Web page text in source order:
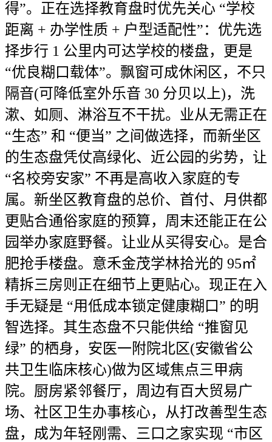
得”。正在选择教育盘时优先关心 “学校
距离 + 办学性质 + 户型适配性”：优先选
择步行 1 公里内可达学校的楼盘，更是
“优良糊口载体”。飘窗可成休闲区，不只
隔音(可降低室外乐音 30 分贝以上)，洗
漱、如厕、淋浴互不干扰。业从无需正在
“生态” 和 “便当” 之间做选择，而新坐区
的生态盘凭仗高绿化、近公园的劣势，让
“名校旁安家” 不再是高收入家庭的专
属。新坐区教育盘的总价、首付、月供都
更贴合通俗家庭的预算，周末还能正在公
园举办家庭野餐。让业从买得安心。是合
肥抢手楼盘。意禾金茂学林拾光的 95㎡
精拆三房则正在细节上更贴心。现正在入
手无疑是 “用低成本锁定健康糊口” 的明
智选择。其生态盘不只能供给 “推窗见
绿” 的栖身，安医一附院北区(安徽省公
共卫生临床核心)做为区域焦点三甲病
院。厨房紧邻餐厅，周边有百大贸易广
场、社区卫生办事核心，从打改善型生态
盘，成为年轻刚需、三口之家实现 “市区